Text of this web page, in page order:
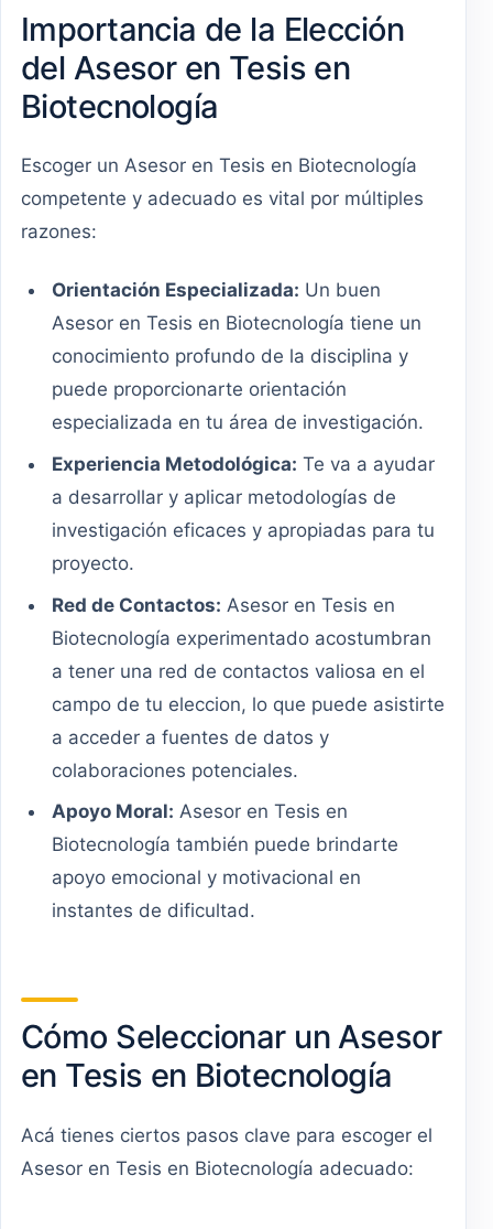
Importancia de la Elección
del Asesor en Tesis en
Biotecnología
Escoger un Asesor en Tesis en Biotecnología
competente y adecuado es vital por múltiples
razones:
Orientación Especializada: Un buen
Asesor en Tesis en Biotecnología tiene un
conocimiento profundo de la disciplina y
puede proporcionarte orientación
especializada en tu área de investigación.
Experiencia Metodológica: Te va a ayudar
a desarrollar y aplicar metodologías de
investigación eficaces y apropiadas para tu
proyecto.
Red de Contactos: Asesor en Tesis en
Biotecnología experimentado acostumbran
a tener una red de contactos valiosa en el
campo de tu eleccion, lo que puede asistirte
a acceder a fuentes de datos y
colaboraciones potenciales.
Apoyo Moral: Asesor en Tesis en
Biotecnología también puede brindarte
apoyo emocional y motivacional en
instantes de dificultad.
Cómo Seleccionar un Asesor
en Tesis en Biotecnología
Acá tienes ciertos pasos clave para escoger el
Asesor en Tesis en Biotecnología adecuado: